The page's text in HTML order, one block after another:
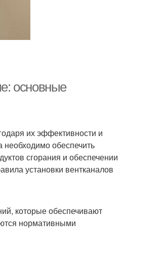
основные
их эффективности и
необходимо обеспечить
сгорания и обеспечении
установки вентканалов
которые обеспечивают
нормативными